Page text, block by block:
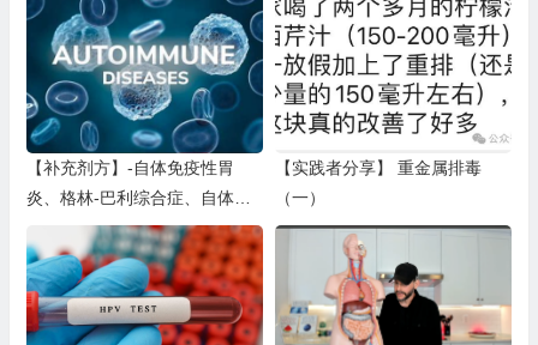
【补充剂方】-自体免疫性胃
炎、格林-巴利综合症、自体免
疫性肝炎
【实践者分享】 重金属排毒
（一）